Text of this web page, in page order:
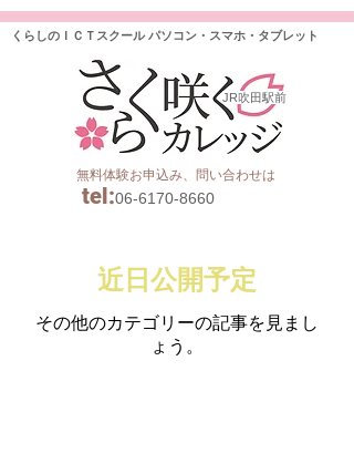
くらしのＩＣＴスクール パソコン・スマホ・タブレット
JR吹田駅前
無料体験お申込み、問い合わせは
tel:06-6170-8660
近日公開予定
その他のカテゴリーの記事を見まし
ょう。